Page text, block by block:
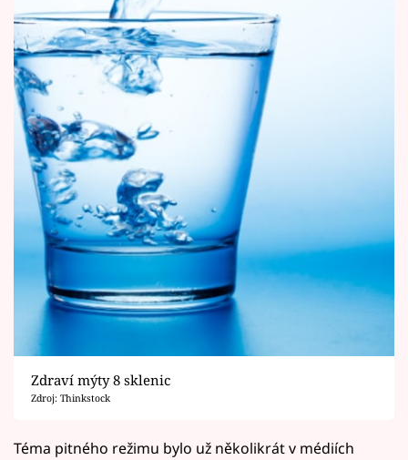
Zdraví mýty 8 sklenic
Zdroj: Thinkstock
Téma pitného režimu bylo už několikrát v médiích